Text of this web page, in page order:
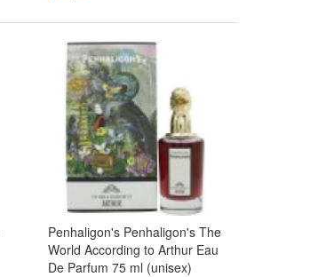
Penhaligon's Penhaligon's The
World According to Arthur Eau
De Parfum 75 ml (unisex)